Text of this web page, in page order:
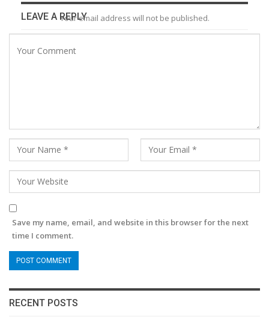
LEAVE A REPLYYour email address will not be published.
Save my name, email, and website in this browser for the next
time I comment.
RECENT POSTS